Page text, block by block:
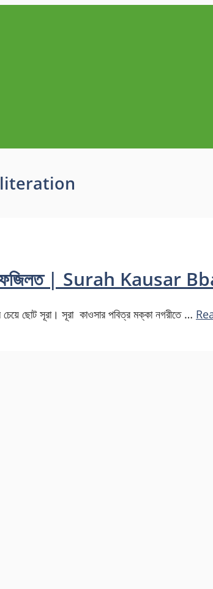
ফজিলত | Surah Kausar
ছোট সূরা। সূরা কাওসার পবিত্র মক্কা নগরীতে …